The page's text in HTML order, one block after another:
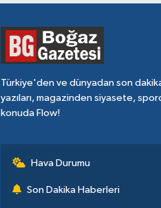
Türkiye'den ve dünyadan son
yazıları, magazinden siyasete,
konuda Flow!
Hava Durumu
Son Dakika Haberleri